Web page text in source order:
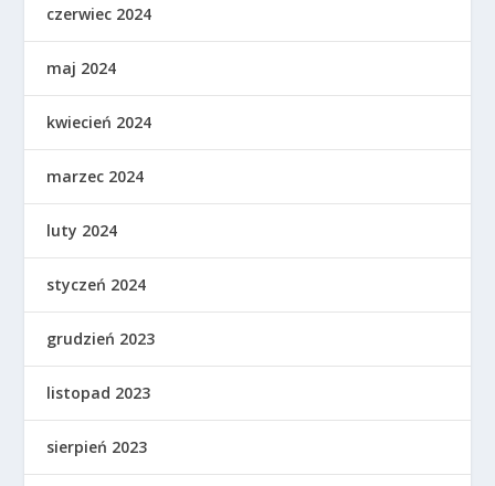
czerwiec 2024
maj 2024
kwiecień 2024
marzec 2024
luty 2024
styczeń 2024
grudzień 2023
listopad 2023
sierpień 2023